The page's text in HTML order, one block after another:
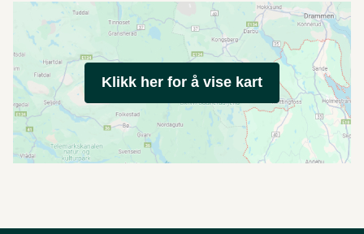
Klikk her for å vise kart